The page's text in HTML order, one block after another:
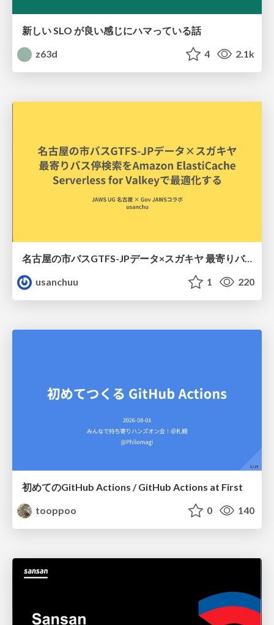
新しい SLO が良い感じにハマっている話
z63d
4 2.1k
名古屋の市バスGTFS-JPデータ×スガキヤ 最寄りバス停検索をAmazon ElastiCache Serverless for Valkeyで最適化する
usanchuu
1 220
初めてのGitHub Actions / GitHub Actions at First
tooppoo
0 140